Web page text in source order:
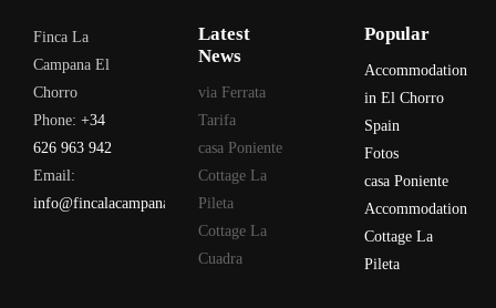
Finca La
Campana El
Chorro
Phone: +34
626 963 942
Email:
info@fincalacampana.com
Latest
News
via Ferrata
Tarifa
casa Poniente
Cottage La
Pileta
Cottage La
Cuadra
Popular
Accommodation
in El Chorro
Spain
Fotos
casa Poniente
Accommodation
Cottage La
Pileta